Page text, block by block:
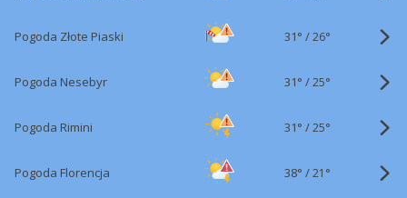
Pogoda Złote Piaski 31° /26°
Pogoda Nesebyr 31° /25°
Pogoda Rimini 31° /25°
Pogoda Florencja 38° /21°